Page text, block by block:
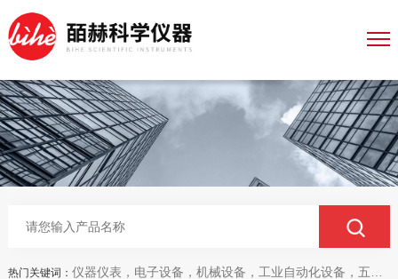
热门关键词： 仪器仪表，电子设备，机械设备，工业自动化设备，五金产品，电线电缆，金属材料，电子